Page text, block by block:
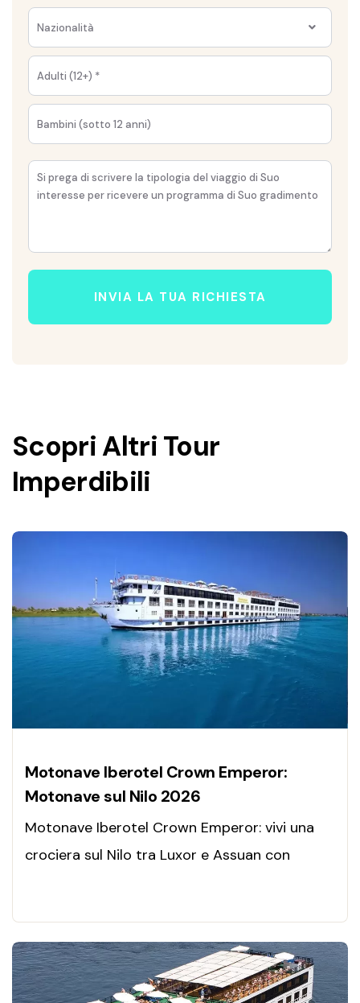
Nazionalità
INVIA LA TUA RICHIESTA
Scopri Altri Tour
Imperdibili
Motonave Iberotel Crown Emperor:
Motonave sul Nilo 2026
Motonave Iberotel Crown Emperor: vivi una
crociera sul Nilo tra Luxor e Assuan con